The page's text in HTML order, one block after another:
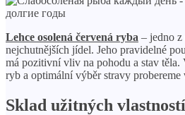
Lehce osolená červená ryba – jedno z
nejchutnějších jídel. Jeho pravidelné
má pozitivní vliv na pohodu a stav těla.
ryb a optimální výběr stravy probereme
Sklad užitných vlastností